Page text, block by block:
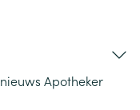
Apotheker